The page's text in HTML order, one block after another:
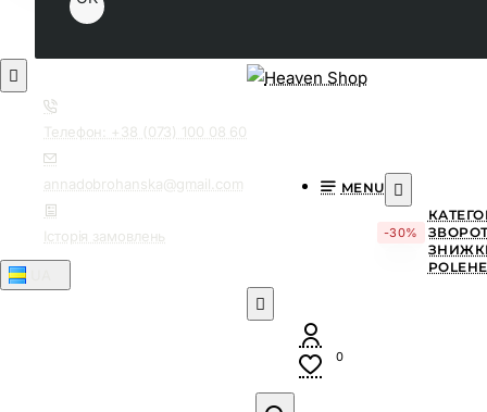
Телефон: +38 (073) 100 08 60
annadobrohanska@gmail.com
Історія замовлень
MENU
-30%
0